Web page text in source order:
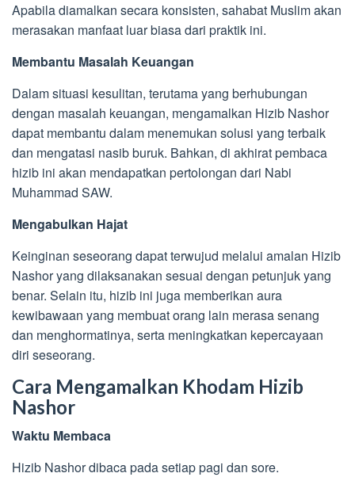
Apabila diamalkan secara konsisten, sahabat Muslim akan
merasakan manfaat luar biasa dari praktik ini.
Membantu Masalah Keuangan
Dalam situasi kesulitan, terutama yang berhubungan
dengan masalah keuangan, mengamalkan Hizib Nashor
dapat membantu dalam menemukan solusi yang terbaik
dan mengatasi nasib buruk. Bahkan, di akhirat pembaca
hizib ini akan mendapatkan pertolongan dari Nabi
Muhammad SAW.
Mengabulkan Hajat
Keinginan seseorang dapat terwujud melalui amalan Hizib
Nashor yang dilaksanakan sesuai dengan petunjuk yang
benar. Selain itu, hizib ini juga memberikan aura
kewibawaan yang membuat orang lain merasa senang
dan menghormatinya, serta meningkatkan kepercayaan
diri seseorang.
Cara Mengamalkan Khodam Hizib
Nashor
Waktu Membaca
Hizib Nashor dibaca pada setiap pagi dan sore.